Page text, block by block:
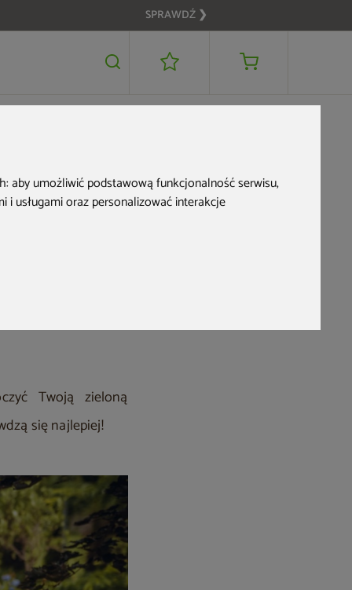
aby umożliwić podstawową funkcjonalność serwisu,
i usługami oraz personalizować interakcje
SPRAWDŹ ❯
Twoją zieloną
się najlepiej!